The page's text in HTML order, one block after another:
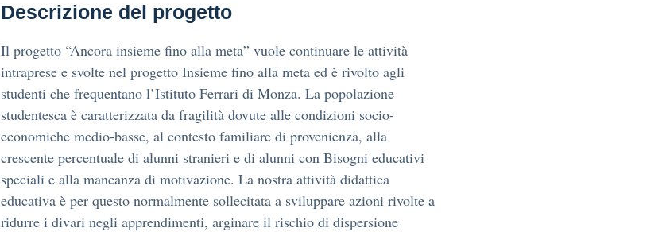
Descrizione del progetto
Il progetto “Ancora insieme fino alla meta” vuole continuare le attività
intraprese e svolte nel progetto Insieme fino alla meta ed è rivolto agli
studenti che frequentano l’Istituto Ferrari di Monza. La popolazione
studentesca è caratterizzata da fragilità dovute alle condizioni socio-
economiche medio-basse, al contesto familiare di provenienza, alla
crescente percentuale di alunni stranieri e di alunni con Bisogni educativi
speciali e alla mancanza di motivazione. La nostra attività didattica
educativa è per questo normalmente sollecitata a sviluppare azioni rivolte a
ridurre i divari negli apprendimenti, arginare il rischio di dispersione